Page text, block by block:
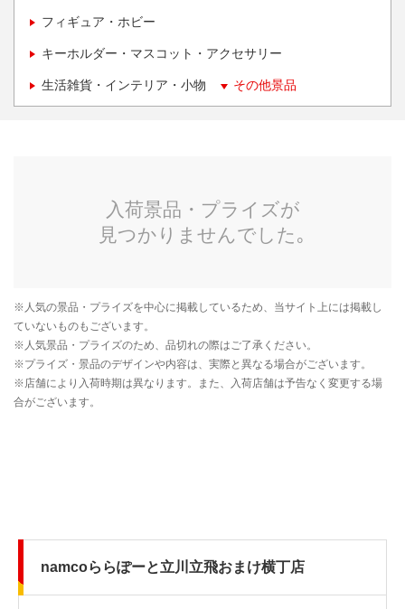
フィギュア・ホビー
キーホルダー・マスコット・アクセサリー
生活雑貨・インテリア・小物 その他景品
namcoららぽーと立川立飛おまけ横丁店